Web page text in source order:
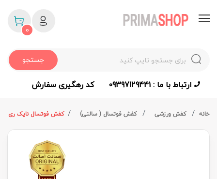
جستجو
0
ارتباط با ما : 09397129441 کد رهگیری سفارش
خانه کفش ورزشی کفش فوتسال ( سالنی) کفش فوتسال نایک ری اکت